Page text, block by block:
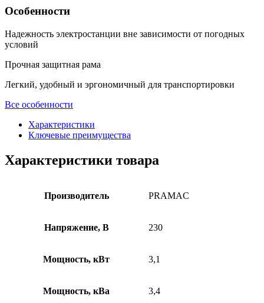
Особенности
Надежность электростанции вне зависимости от погодных
условий
Прочная защитная рама
Легкий, удобный и эргономичный для транспортировки
Все особенности
Характеристики
Ключевые преимущества
Характеристики товара
Производитель PRAMAC
Напряжение, B 230
Мощность, кВт 3,1
Мощность, кВа 3,4